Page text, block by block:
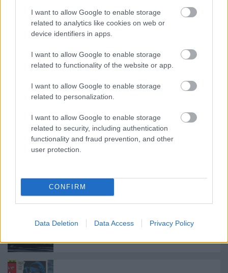
I want to allow Google to enable storage
related to analytics like cookies on web or
device identifiers in apps.
I want to allow Google to enable storage
related to functionality of the website or app.
I want to allow Google to enable storage
related to personalization.
I want to allow Google to enable storage
related to security, including authentication
functionality and fraud prevention, and other
user protection.
CONFIRM
Data Deletion Data Access Privacy Policy
Ajánlott bejegyzések:
Geek.Squad.S02E02 - 21. Titanic
Geek Squad - 21. Titanic Nemzetközi
Filmfesztivál
Amerika Kapitány: A tél katonája
Nightmare